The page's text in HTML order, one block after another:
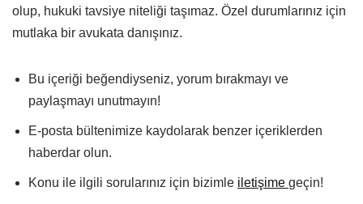
olup, hukuki tavsiye niteliği taşımaz. Özel durumlarınız için
mutlaka bir avukata danışınız.
Bu içeriği beğendiyseniz, yorum bırakmayı ve
paylaşmayı unutmayın!
E-posta bültenimize kaydolarak benzer içeriklerden
haberdar olun.
Konu ile ilgili sorularınız için bizimle iletişime geçin!